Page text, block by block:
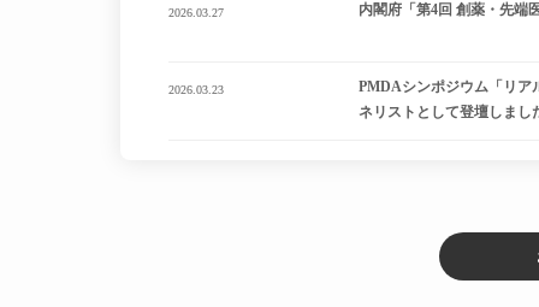
2026.03.27 内閣府「第4回 創薬・先端
2026.03.23
PMDAシンポジウム「リア
ネリストとして登壇しまし